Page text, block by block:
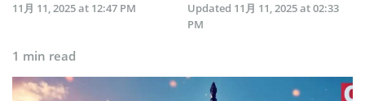
11月 11, 2025 at 12:47 PM
Updated 11月 11, 2025 at 02:33
PM
1 min read